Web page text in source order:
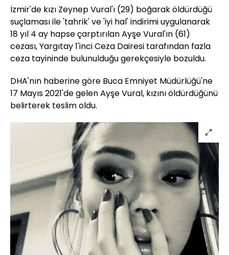
İzmir'de kızı Zeynep Vural'ı (29) boğarak öldürdüğü
suçlaması ile 'tahrik' ve 'iyi hal' indirimi uygulanarak
18 yıl 4 ay hapse çarptırılan Ayşe Vural'ın (61)
cezası, Yargıtay 1'inci Ceza Dairesi tarafından fazla
ceza tayininde bulunulduğu gerekçesiyle bozuldu.
DHA'nın haberine göre Buca Emniyet Müdürlüğü'ne
17 Mayıs 2021'de gelen Ayşe Vural, kızını öldürdüğünü
belirterek teslim oldu.